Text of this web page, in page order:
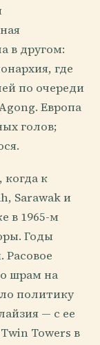
в другом:
где
по очереди
Европа
голов;
когда к
Sarawak и
в 1965-м
Годы
Расовое
шрам на
политику
— с ее
Towers в